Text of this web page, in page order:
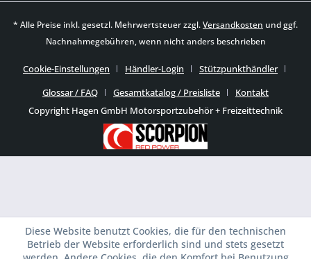
* Alle Preise inkl. gesetzl. Mehrwertsteuer zzgl.Versandkosten und ggf.
Nachnahmegebühren, wenn nicht anders beschrieben
Cookie-Einstellungen Händler-Login
Stützpunkthändler
Glossar / FAQ
Gesamtkatalog / Preisliste
Kontakt
Copyright Hagen GmbH Motorsportzubehör + Freizeittechnik
Diese Website benutzt Cookies, die für den technischen
Betrieb der Website erforderlich sind und stets gesetzt